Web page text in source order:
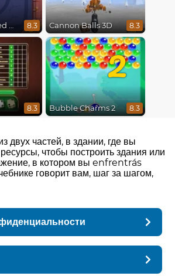
Totemia Cursed Marbles 8.3 Cannon Balls 3D 8.3
8.3
2
Bubble Charms 2 8.3
двух частей, в здании, где вы
чтобы построить здания или
в котором вы enfrentrás
говорит вам, шаг за шагом,